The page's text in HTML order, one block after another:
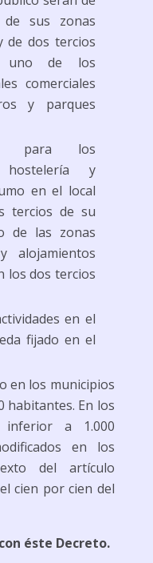
sus zonas
de dos tercios
uno de los
comerciales
y parques
para los
hostelería y
en el local
tercios de su
de las zonas
alojamientos
los dos tercios
en el
fijado en el
en los municipios
habitantes. En los
inferior a 1.000
en los
del artículo
cien por cien del
éste Decreto.